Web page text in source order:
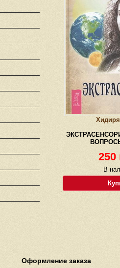
250
В
Оформление заказа